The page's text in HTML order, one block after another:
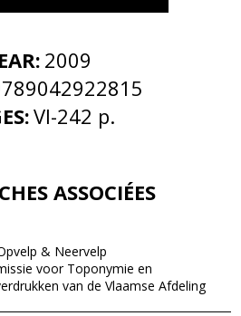
2009
VI-242 p.
ASSOCIÉES
& Neervelp
voor Toponymie en
van de Vlaamse Afdeling